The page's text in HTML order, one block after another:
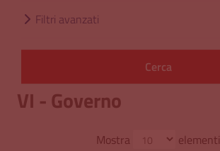
Filtri avanzati
VI - Governo
Mostra elementi